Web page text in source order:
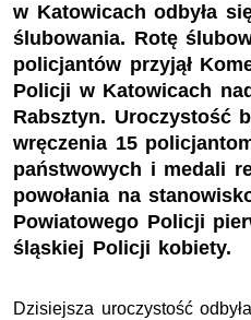
w Katowicach odbyła
ślubowania. Rotę
policjantów przyjął
Policji w Katowicach
Rabsztyn. Uroczystość
wręczenia 15
państwowych i medali
powołania na
Powiatowego Policji
śląskiej Policji kobiety.
Dzisiejsza uroczystość